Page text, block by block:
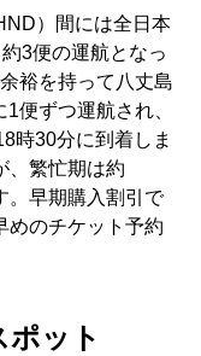
）間には全日本
3便の運航となっ
裕を持って八丈島
便ずつ運航され、
時30分に到着しま
、繁忙期は約
。早期購入割引で
めのチケット予約
ポット